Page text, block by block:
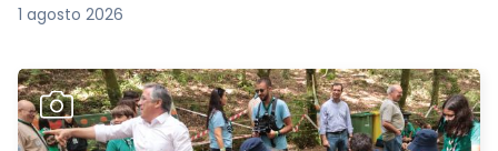
1 agosto 2026